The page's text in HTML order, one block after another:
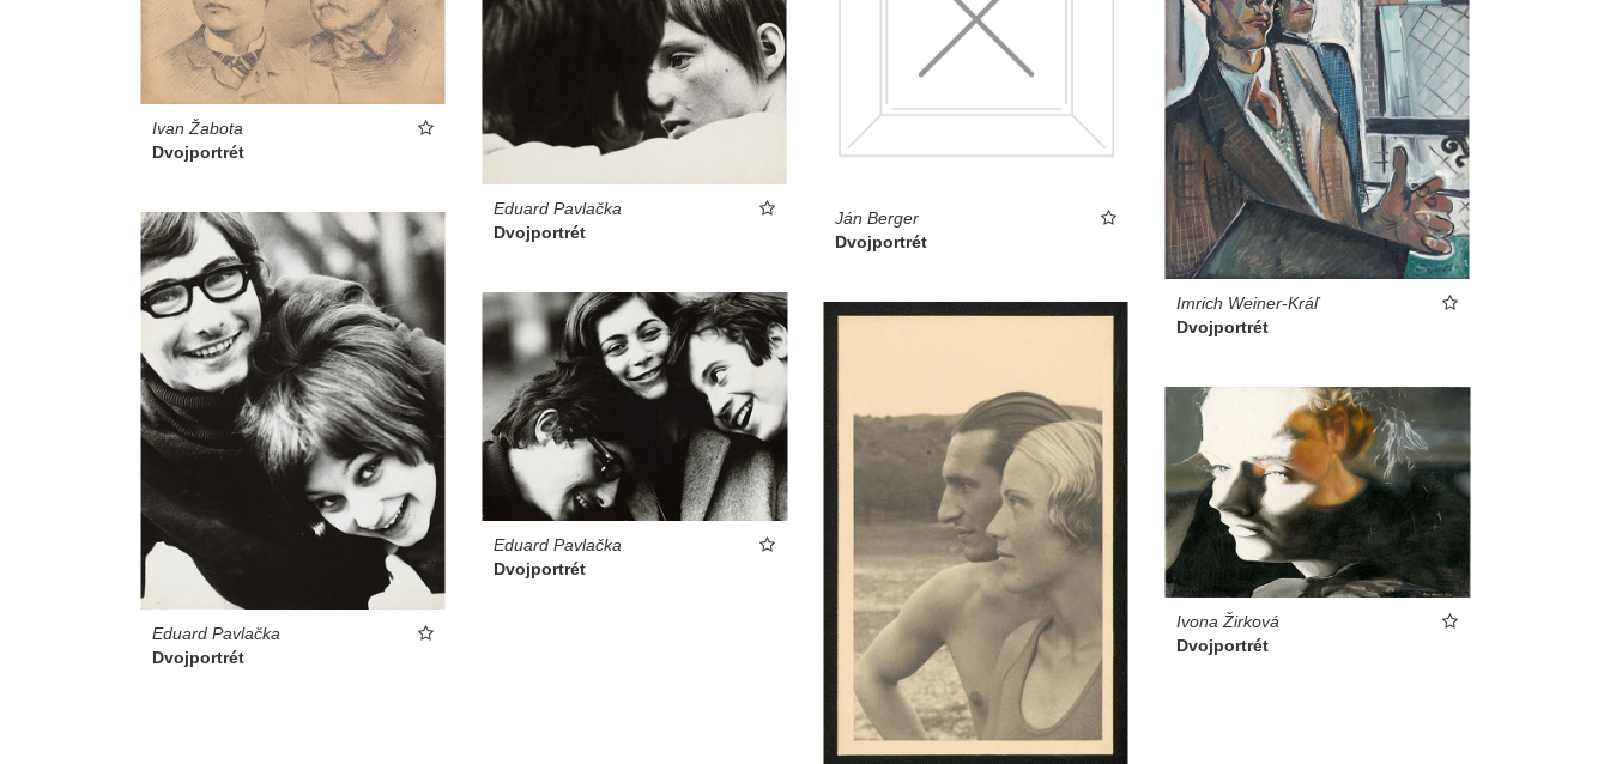
Ján Berger
Dvojportrét
Ivan Žabota
Dvojportrét
Imrich Weiner-Kráľ
Dvojportrét
Eduard Pavlačka
Dvojportrét
Eduard Pavlačka
Dvojportrét
Eduard Pavlačka
Dvojportrét
Ivona Žirková
Dvojportrét